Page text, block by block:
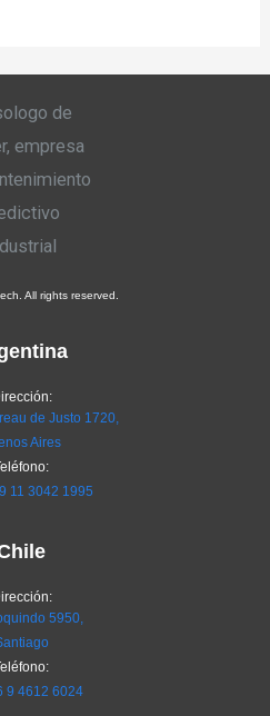
All rights reserved.
de Justo 1720,
Aires
11 3042 1995
5950,
9 4612 6024